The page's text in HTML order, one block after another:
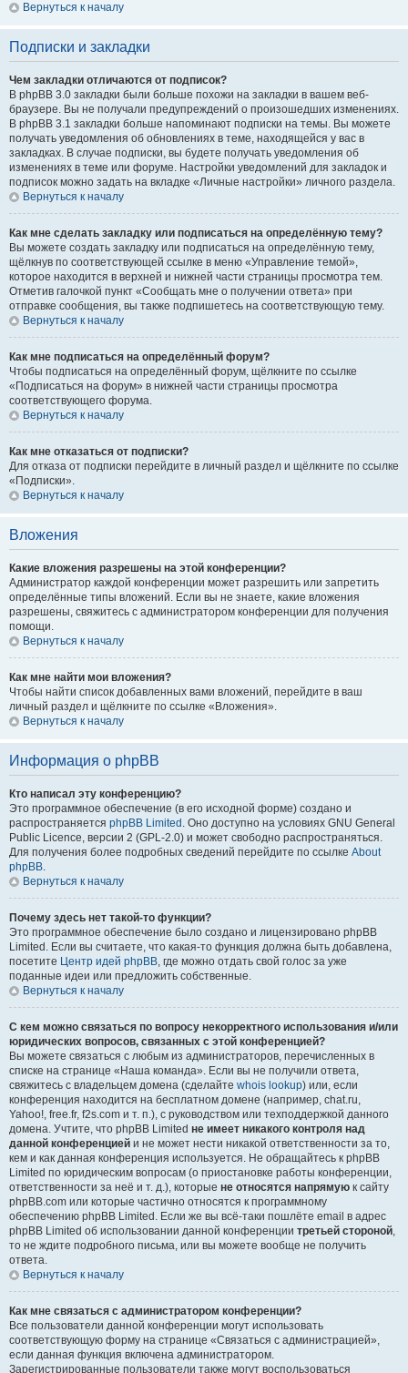
Вернуться к началу
Подписки и закладки
Чем закладки отличаются от подписок?
В phpBB 3.0 закладки были больше похожи на закладки в вашем веб-
браузере. Вы не получали предупреждений о произошедших изменениях.
В phpBB 3.1 закладки больше напоминают подписки на темы. Вы можете
получать уведомления об обновлениях в теме, находящейся у вас в
закладках. В случае подписки, вы будете получать уведомления об
изменениях в теме или форуме. Настройки уведомлений для закладок и
подписок можно задать на вкладке «Личные настройки» личного раздела.
Вернуться к началу
Как мне сделать закладку или подписаться на определённую тему?
Вы можете создать закладку или подписаться на определённую тему,
щёлкнув по соответствующей ссылке в меню «Управление темой»,
которое находится в верхней и нижней части страницы просмотра тем.
Отметив галочкой пункт «Сообщать мне о получении ответа» при
отправке сообщения, вы также подпишетесь на соответствующую тему.
Вернуться к началу
Как мне подписаться на определённый форум?
Чтобы подписаться на определённый форум, щёлкните по ссылке
«Подписаться на форум» в нижней части страницы просмотра
соответствующего форума.
Вернуться к началу
Как мне отказаться от подписки?
Для отказа от подписки перейдите в личный раздел и щёлкните по ссылке
«Подписки».
Вернуться к началу
Вложения
Какие вложения разрешены на этой конференции?
Администратор каждой конференции может разрешить или запретить
определённые типы вложений. Если вы не знаете, какие вложения
разрешены, свяжитесь с администратором конференции для получения
помощи.
Вернуться к началу
Как мне найти мои вложения?
Чтобы найти список добавленных вами вложений, перейдите в ваш
личный раздел и щёлкните по ссылке «Вложения».
Вернуться к началу
Информация о phpBB
Кто написал эту конференцию?
Это программное обеспечение (в его исходной форме) создано и
распространяется phpBB Limited . Оно доступно на условиях GNU General
Public Licence, версии 2 (GPL-2.0) и может свободно распространяться.
Для получения более подробных сведений перейдите по ссылке About
phpBB.
Вернуться к началу
Почему здесь нет такой-то функции?
Это программное обеспечение было создано и лицензировано phpBB
Limited. Если вы считаете, что какая-то функция должна быть добавлена,
посетите Центр идей phpBB, где можно отдать свой голос за уже
поданные идеи или предложить собственные.
Вернуться к началу
С кем можно связаться по вопросу некорректного использования и/или
юридических вопросов, связанных с этой конференцией?
Вы можете связаться с любым из администраторов, перечисленных в
списке на странице «Наша команда». Если вы не получили ответа,
свяжитесь с владельцем домена (сделайте whois lookup) или, если
конференция находится на бесплатном домене (например, chat.ru,
Yahoo!, free.fr, f2s.com и т. п.), с руководством или техподдержкой данного
домена. Учтите, что phpBB Limited не имеет никакого контроля над
данной конференцией и не может нести никакой ответственности за то,
кем и как данная конференция используется. Не обращайтесь к phpBB
Limited по юридическим вопросам (о приостановке работы конференции,
ответственности за неё и т. д.), которые не относятся напрямую к сайту
phpBB.com или которые частично относятся к программному
обеспечению phpBB Limited. Если же вы всё-таки пошлёте email в адрес
phpBB Limited об использовании данной конференции третьей стороной,
то не ждите подробного письма, или вы можете вообще не получить
ответа.
Вернуться к началу
Как мне связаться с администратором конференции?
Все пользователи данной конференции могут использовать
соответствующую форму на странице «Связаться с администрацией»,
если данная функция включена администратором.
Зарегистрированные пользователи также могут воспользоваться